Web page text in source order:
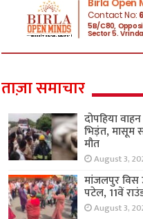
ताज़ा समाचार
दोपहिया
भिड़ंत, मासूम
मौत
August 3,
मांजलपुर विस
पटेल, 11वें
August 3,